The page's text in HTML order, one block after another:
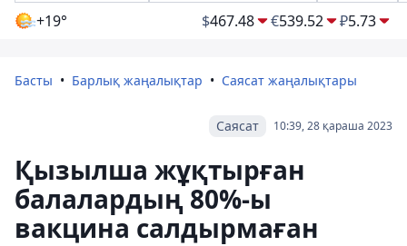
+19° $467.48 €539.52 ₽5.73
Басты Барлық жаңалықтар Саясат жаңалықтары
10:39, 28 қараша 2023
Саясат
Қызылша жұқтырған
балалардың 80%-ы
вакцина салдырмаған